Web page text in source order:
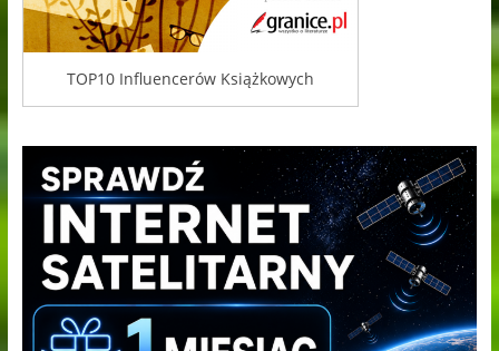
TOP10 Influencerów Książkowych